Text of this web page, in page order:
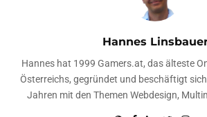
Hannes
Hannes hat 1999 Gamers.at, das älteste
Österreichs, gegründet und beschäftigt
Jahren mit den Themen Webdesign,